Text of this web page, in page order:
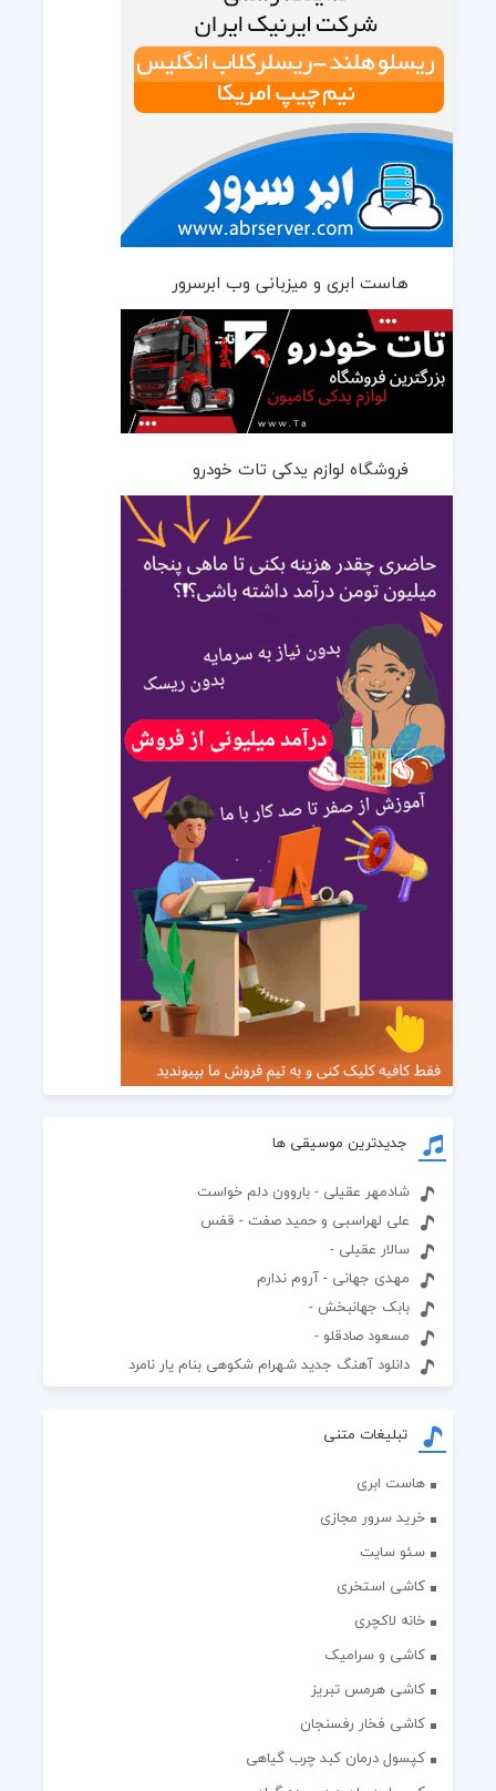
هاست ابری و میزبانی وب ابرسرور
فروشگاه لوازم یدکی تات خودرو
جدیدترین موسیقی ها
شادمهر عقیلی - باروون دلم خواست
علی لهراسبی و حمید صفت - قفس
سالار عقیلی -
مهدی جهانی - آروم ندارم
بابک جهانبخش -
مسعود صادقلو -
دانلود آهنگ جدید شهرام شکوهی بنام یار نامرد
تبلیغات متنی
هاست ابری
خرید سرور مجازی
سئو سایت
کاشی استخری
خانه لاکچری
کاشی و سرامیک
کاشی هرمس تبریز
کاشی فخار رفسنجان
کپسول درمان کبد چرب گیاهی